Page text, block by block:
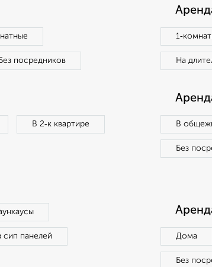
Без посредников На
В 2‑к квартире В
Без
сип панелей Дома
Без